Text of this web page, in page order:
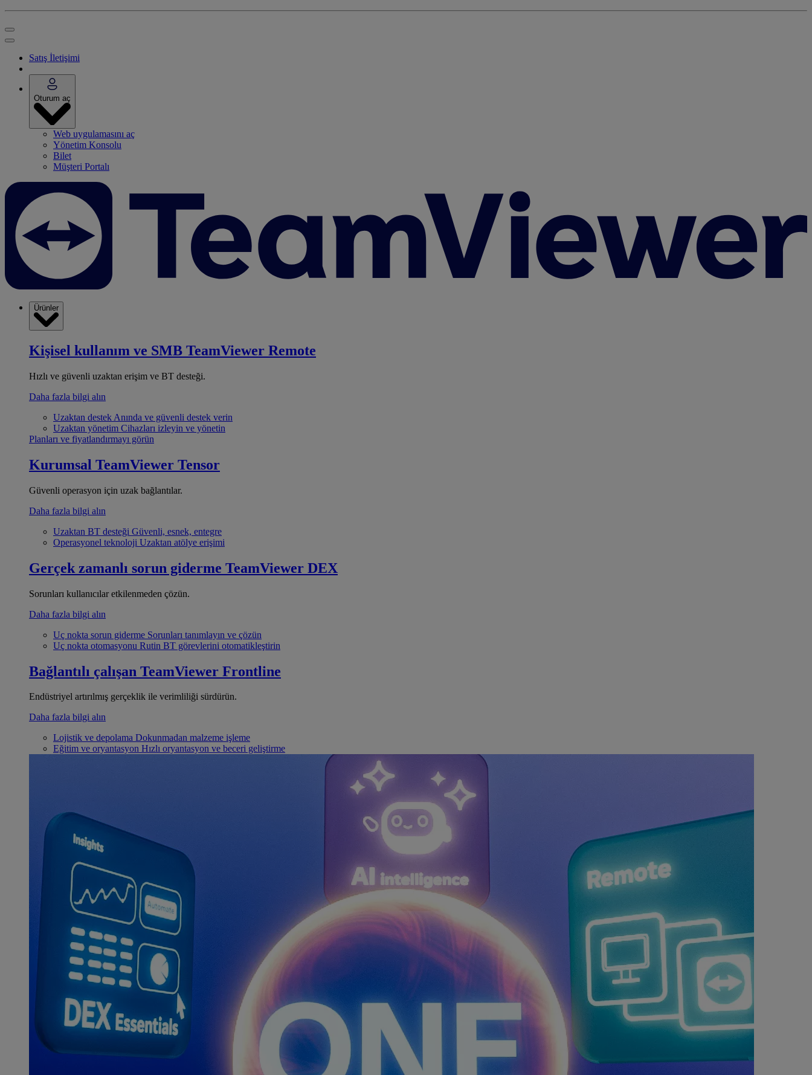
Satış İletişimi
Oturum aç
Web uygulamasını aç
Yönetim Konsolu
Bilet
Müşteri Portalı
Ürünler
Kişisel kullanım ve SMB TeamViewer Remote
Hızlı ve güvenli uzaktan erişim ve BT desteği.
Daha fazla bilgi alın
Uzaktan destek Anında ve güvenli destek verin
Uzaktan yönetim Cihazları izleyin ve yönetin
Planları ve fiyatlandırmayı görün
Kurumsal TeamViewer Tensor
Güvenli operasyon için uzak bağlantılar.
Daha fazla bilgi alın
Uzaktan BT desteği Güvenli, esnek, entegre
Operasyonel teknoloji Uzaktan atölye erişimi
Gerçek zamanlı sorun giderme TeamViewer DEX
Sorunları kullanıcılar etkilenmeden çözün.
Daha fazla bilgi alın
Uç nokta sorun giderme Sorunları tanımlayın ve çözün
Uç nokta otomasyonu Rutin BT görevlerini otomatikleştirin
Bağlantılı çalışan TeamViewer Frontline
Endüstriyel artırılmış gerçeklik ile verimliliği sürdürün.
Daha fazla bilgi alın
Lojistik ve depolama Dokunmadan malzeme işleme
Eğitim ve oryantasyon Hızlı oryantasyon ve beceri geliştirme